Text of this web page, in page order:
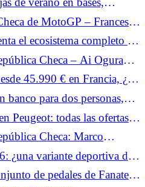
vacía”
y packs.
de MotoGP – Francesco
Marc Márquez: “Mi ritmo
rápido”
el ecosistema completo de
Checa – Ai Ogura
de Marc Márquez: “Tenía
45.990 € en Francia, ¿un
shooting Brake eléctrico?
banco para dos personas,
urbano eléctrico
Peugeot: todas las ofertas y
e-208, e-2008 y e-308
Checa: Marco
en Brno tras su caída en
¿una variante deportiva de
de pedales de Fanatec